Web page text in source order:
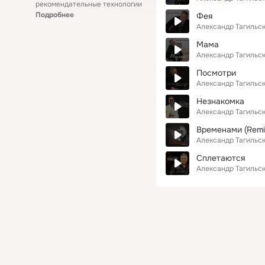
рекомендательные технологии
Подробнее
Фея
Александр
Мама
Александр
Посмотри
Александр
Незнакомка
Александр
Временами
Александр
Сплетаются
Александр